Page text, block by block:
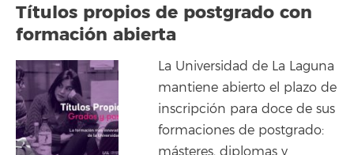
Títulos propios de postgrado con
formación abierta
La Universidad de La Laguna
mantiene abierto el plazo de
inscripción para doce de sus
formaciones de postgrado:
másteres, diplomas y